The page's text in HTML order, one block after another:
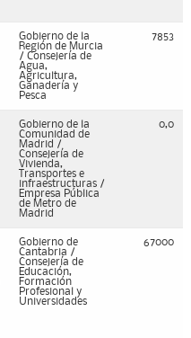
Gobierno de la
Región de Murcia
/ Consejería de
Agua,
Agricultura,
Ganadería y
Pesca
7853
Gobierno de la
Comunidad de
Madrid /
Consejería de
Vivienda,
Transportes e
infraestructuras /
Empresa Pública
de Metro de
Madrid
0,0
Gobierno de
Cantabria /
Consejería de
Educación,
Formación
Profesional y
Universidades
67000